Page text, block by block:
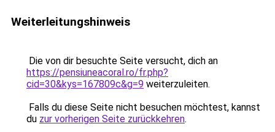
Weiterleitungshinweis
Die von dir besuchte Seite versucht, dich an
https://pensiuneacoral.ro/fr.php?
cid=30&kys=167809c&g=9 weiterzuleiten.
Falls du diese Seite nicht besuchen möchtest, kannst
du zur vorherigen Seite zurückkehren.